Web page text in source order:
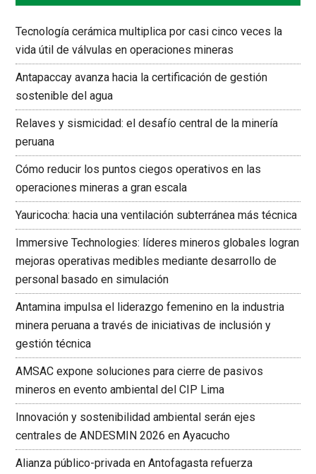
Tecnología cerámica multiplica por casi cinco veces la
vida útil de válvulas en operaciones mineras
Antapaccay avanza hacia la certificación de gestión
sostenible del agua
Relaves y sismicidad: el desafío central de la minería
peruana
Cómo reducir los puntos ciegos operativos en las
operaciones mineras a gran escala
Yauricocha: hacia una ventilación subterránea más técnica
Immersive Technologies: líderes mineros globales logran
mejoras operativas medibles mediante desarrollo de
personal basado en simulación
Antamina impulsa el liderazgo femenino en la industria
minera peruana a través de iniciativas de inclusión y
gestión técnica
AMSAC expone soluciones para cierre de pasivos
mineros en evento ambiental del CIP Lima
Innovación y sostenibilidad ambiental serán ejes
centrales de ANDESMIN 2026 en Ayacucho
Alianza público-privada en Antofagasta refuerza